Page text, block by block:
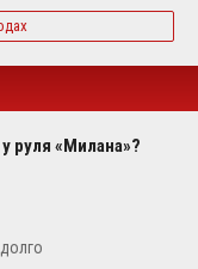
руля «Милана»?